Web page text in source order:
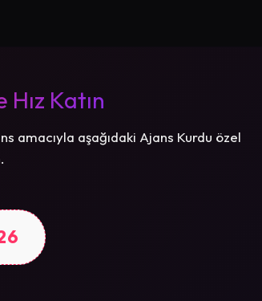
Katın
amacıyla aşağıdaki Ajans Kurdu özel